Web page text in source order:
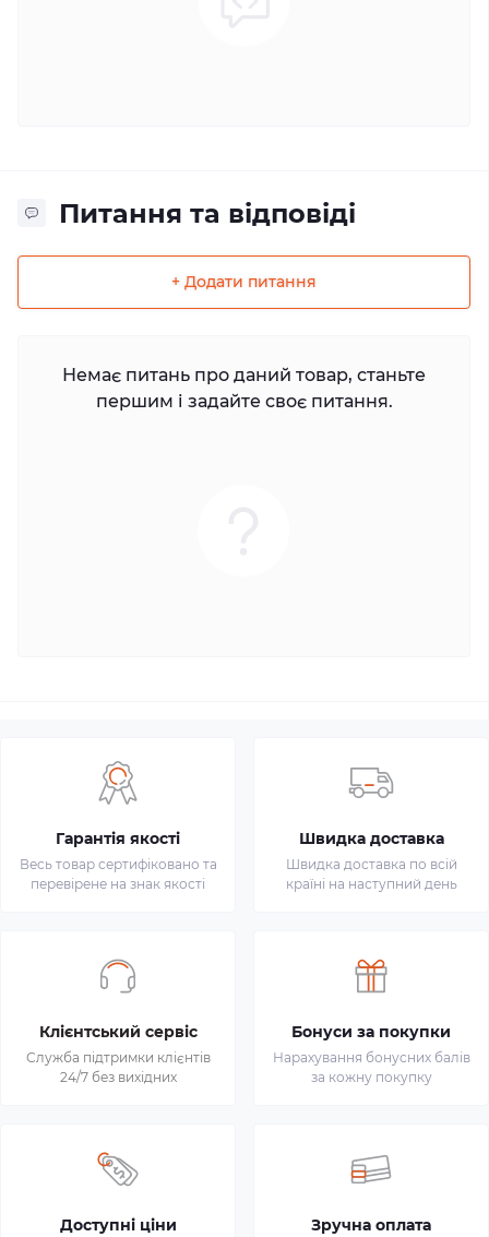
Питання та відповіді
+ Додати питання
Немає питань про даний товар, станьте
першим і задайте своє питання.
Гарантія якості
Весь товар сертифіковано та
перевірене на знак якості
Швидка доставка
Швидка доставка по всій
країні на наступний день
Клієнтський сервіс
Служба підтримки клієнтів
24/7 без вихідних
Бонуси за покупки
Нарахування бонусних балів
за кожну покупку
Доступні ціни Зручна оплата